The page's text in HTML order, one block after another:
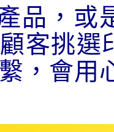
品，或
客挑選
，會用